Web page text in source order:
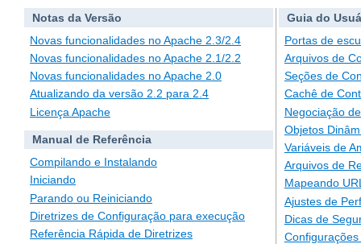
Notas da Versão
Novas funcionalidades no Apache 2.3/2.4
Novas funcionalidades no Apache 2.1/2.2
Novas funcionalidades no Apache 2.0
Atualizando da versão 2.2 para 2.4
Licença Apache
Manual de Referência
Compilando e Instalando
Iniciando
Parando ou Reiniciando
Diretrizes de Configuração para execução
Referência Rápida de Diretrizes
Guia do
Portas de
Arquivos de
Seções de
Cachê de
Negociação
Objetos
Variáveis de
Arquivos de
Mapeando
Ajustes de
Dicas de